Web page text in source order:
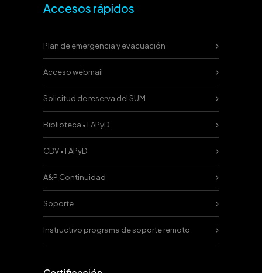
Accesos rápidos
Plan de emergencia y evacuación
Acceso webmail
Solicitud de reserva del SUM
Biblioteca • FAPyD
CDV • FAPyD
A&P Continuidad
Soporte
Instructivo programa de soporte remoto